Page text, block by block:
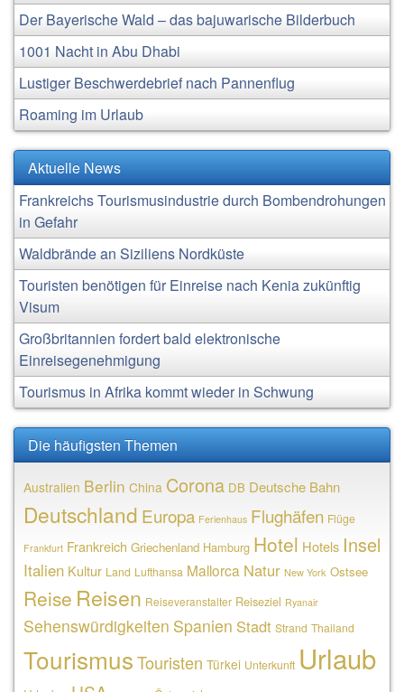
Der Bayerische Wald – das bajuwarische Bilderbuch
1001 Nacht in Abu Dhabi
Lustiger Beschwerdebrief nach Pannenflug
Roaming im Urlaub
Aktuelle News
Frankreichs Tourismusindustrie durch Bombendrohungen
in Gefahr
Waldbrände an Siziliens Nordküste
Touristen benötigen für Einreise nach Kenia zukünftig
Visum
Großbritannien fordert bald elektronische
Einreisegenehmigung
Tourismus in Afrika kommt wieder in Schwung
Die häufigsten Themen
Australien Berlin China Corona DB Deutsche Bahn
Deutschland Europa Ferienhaus Flughäfen Flüge
Frankfurt Frankreich Griechenland Hamburg Hotel Hotels Insel
Italien Kultur Land Lufthansa Mallorca Natur New York Ostsee
Reise Reisen Reiseveranstalter Reiseziel Ryanair
Sehenswürdigkeiten Spanien Stadt Strand Thailand
TourismusTouristen Türkei Unterkunft Urlaub